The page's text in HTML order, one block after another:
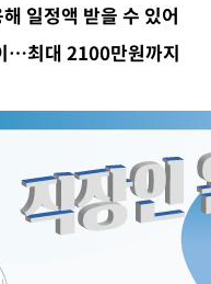
긴급방문 다중화된 전선 상황
안허가 취소…“에어포스원 기
분쟁시 주한 미군 취약해질 수
일정액 받을 수 있어
…최대 2100만원까지